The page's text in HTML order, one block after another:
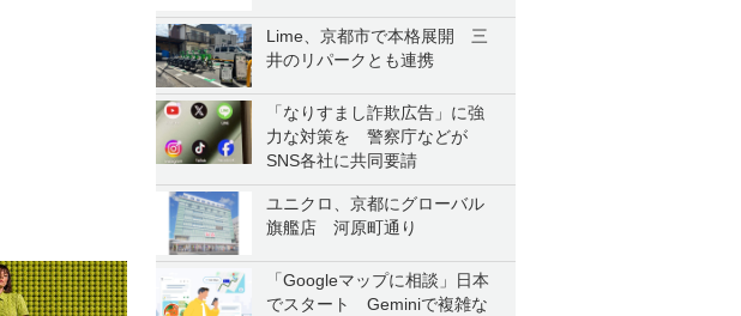
Lime、京都市で本格展開 三
井のリパークとも連携
「なりすまし詐欺広告」に強
力な対策を 警察庁などが
SNS各社に共同要請
ユニクロ、京都にグローバル
旗艦店 河原町通り
「Googleマップに相談」日本
でスタート Geminiで複雑な